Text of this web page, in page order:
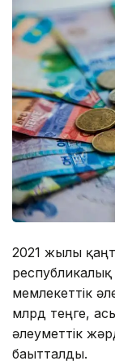
2021 жылғы
мемлекеттік
млрд теңге,
әлеуметтік
бағытталды.